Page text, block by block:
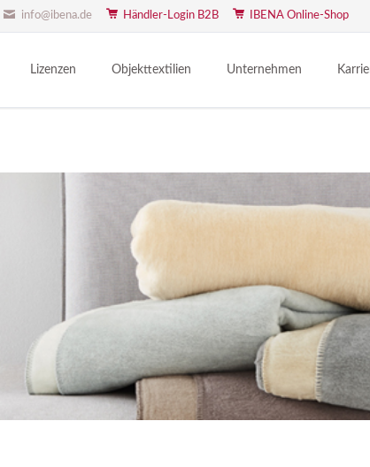
info@ibena.de Händler-Login B2B IBENA Online-Shop
Lizenzen
LOOKS by Wolfgang Joop
Mainzelmännchen
Meisterstück
Objekttextilien Unternehmen
Standorte
Nachhaltigkeit
Heimtex